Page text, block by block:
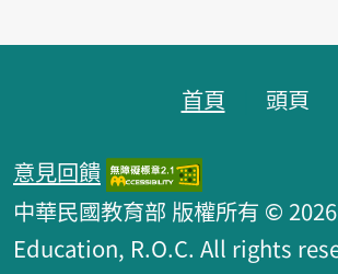
首頁 頭頁
意見回饋
中華民國教育部 版權所有 ©
Education, R.O.C. All rights